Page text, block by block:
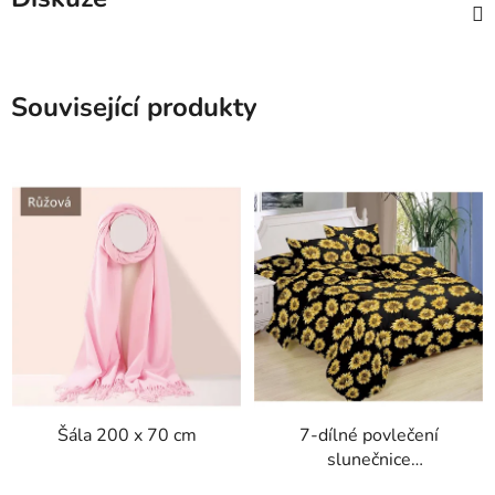
Související produkty
Šála 200 x 70 cm
7-dílné povlečení
slunečnice